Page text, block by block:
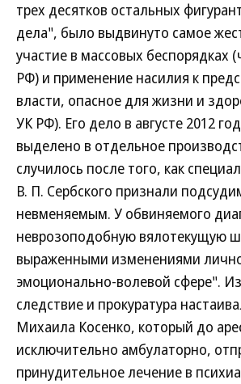
трех десятков остальных
дела", было выдвинуто самое
участие в массовых беспорядках
РФ) и применение насилия к
власти, опасное для жизни и
УК РФ). Его дело в августе 2012
выделено в отдельное
случилось после того, как
В. П. Сербского признали
невменяемым. У обвиняемого
неврозоподобную вялотекущую
выраженными изменениями
эмоционально-волевой сфере".
следствие и прокуратура
Михаила Косенко, который до
исключительно амбулаторно,
принудительное лечение в